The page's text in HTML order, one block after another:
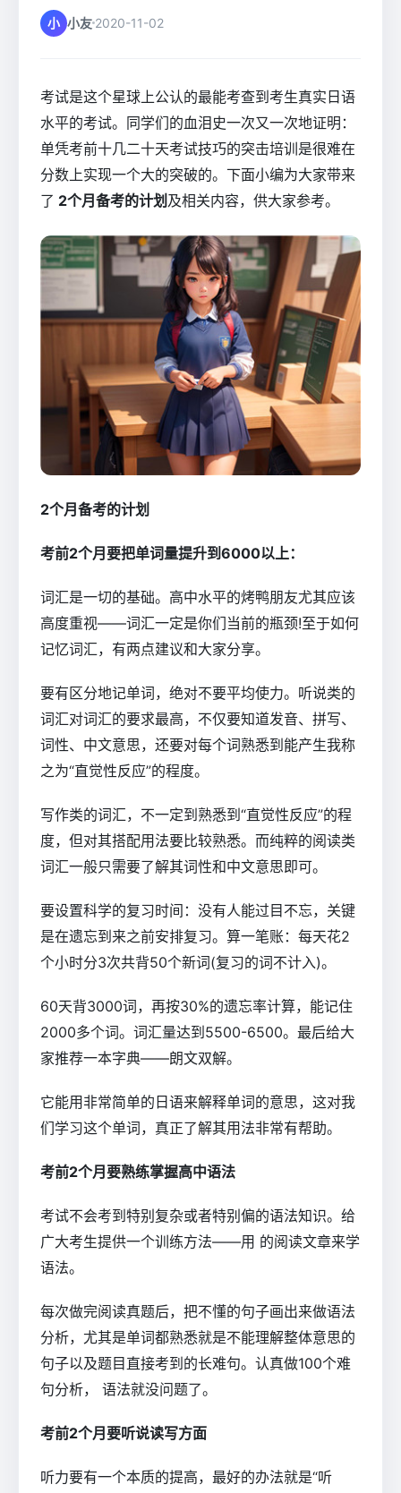
小 小友 2020-11-02
考试是这个星球上公认的最能考查到考生真实日语
水平的考试。同学们的血泪史一次又一次地证明：
单凭考前十几二十天考试技巧的突击培训是很难在
分数上实现一个大的突破的。下面小编为大家带来
了 2个月备考的计划 及相关内容，供大家参考。
2个月备考的计划
考前2个月要把单词量提升到6000以上：
词汇是一切的基础。高中水平的烤鸭朋友尤其应该
高度重视——词汇一定是你们当前的瓶颈!至于如何
记忆词汇，有两点建议和大家分享。
要有区分地记单词，绝对不要平均使力。听说类的
词汇对词汇的要求最高，不仅要知道发音、拼写、
词性、中文意思，还要对每个词熟悉到能产生我称
之为“直觉性反应”的程度。
写作类的词汇，不一定到熟悉到“直觉性反应”的程
度，但对其搭配用法要比较熟悉。而纯粹的阅读类
词汇一般只需要了解其词性和中文意思即可。
要设置科学的复习时间：没有人能过目不忘，关键
是在遗忘到来之前安排复习。算一笔账：每天花2
个小时分3次共背50个新词(复习的词不计入)。
60天背3000词，再按30%的遗忘率计算，能记住
2000多个词。词汇量达到5500-6500。最后给大
家推荐一本字典——朗文双解。
它能用非常简单的日语来解释单词的意思，这对我
们学习这个单词，真正了解其用法非常有帮助。
考前2个月要熟练掌握高中语法
考试不会考到特别复杂或者特别偏的语法知识。给
广大考生提供一个训练方法——用 的阅读文章来学
语法。
每次做完阅读真题后，把不懂的句子画出来做语法
分析，尤其是单词都熟悉就是不能理解整体意思的
句子以及题目直接考到的长难句。认真做100个难
句分析， 语法就没问题了。
考前2个月要听说读写方面
听力要有一个本质的提高，最好的办法就是“听